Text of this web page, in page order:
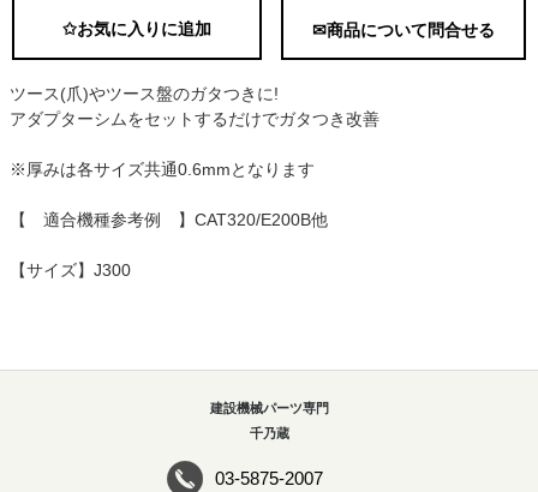
✩お気に入りに追加 ✉商品について問合せる
ツース(爪)やツース盤のガタつきに!
アダプターシムをセットするだけでガタつき改善
※厚みは各サイズ共通0.6mmとなります
【 適合機種参考例 】CAT320/E200B他
【サイズ】J300
建設機械パーツ専門
千乃蔵
03-5875-2007